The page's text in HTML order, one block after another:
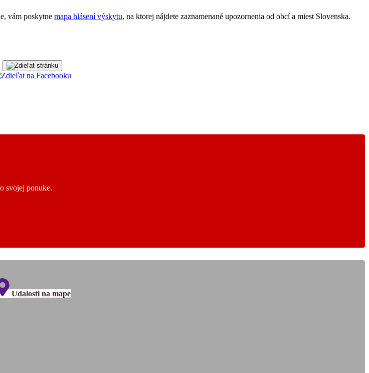
vám poskytne mapa hlásení výskytu, na ktorej nájdete zaznamenané upozornenia od obcí a miest Slovenska.
svojej ponuke.
Udalosti na mape